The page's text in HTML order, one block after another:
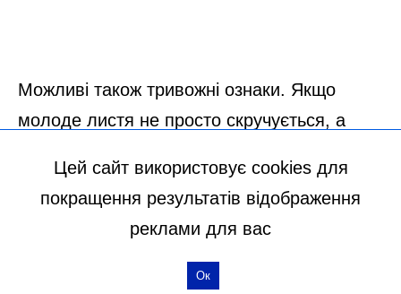
Цей сайт використовує cookies для
покращення результатів відображення
реклами для вас
Ок